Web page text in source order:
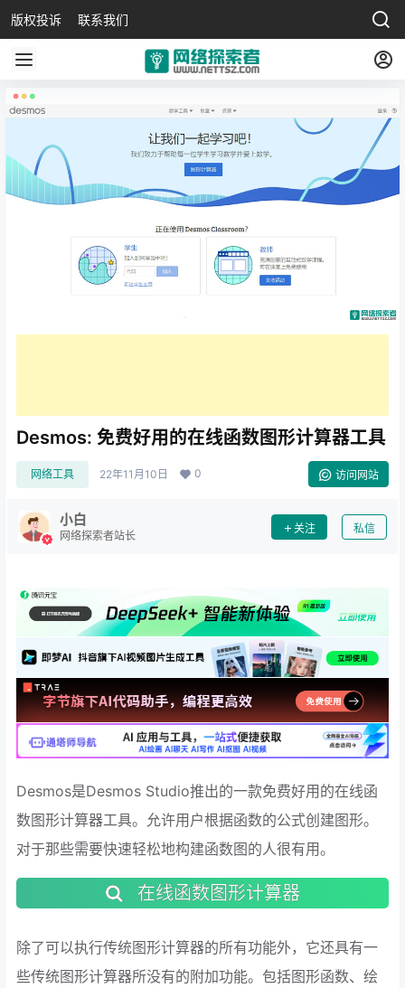
版权投诉 联系我们
Desmos: 免费好用的在线函数图形计算器工具
网络工具 22年11月10日 0 访问网站
小白
网络探索者站长
关注 私信
Desmos是Desmos Studio推出的一款免费好用的在线函
数图形计算器工具。允许用户根据函数的公式创建图形。
对于那些需要快速轻松地构建函数图的人很有用。
在线函数图形计算器
除了可以执行传统图形计算器的所有功能外，它还具有一
些传统图形计算器所没有的附加功能。包括图形函数、绘